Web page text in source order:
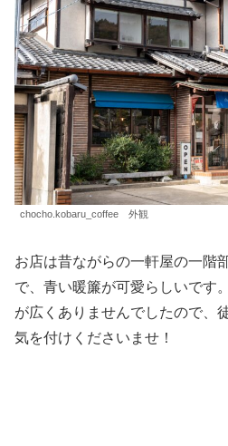
chocho.kobaru_coffee 外観
お店は昔ながらの一軒屋の一階
で、青い暖簾が可愛らしいです
が広くありませんでしたので、
気を付けくださいませ！